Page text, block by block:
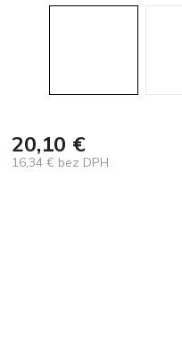
20,10 €
16,34 € bez DPH